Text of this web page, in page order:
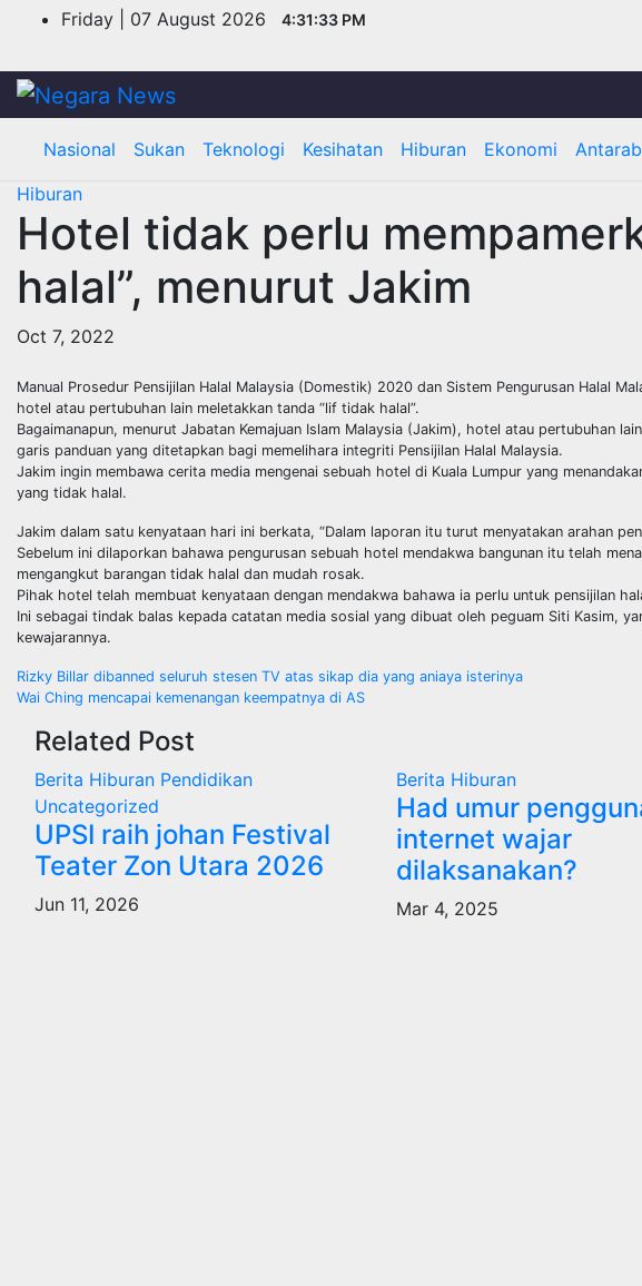
content
Friday | 07 August 2026 4:31:33 PM
Nasional Sukan Teknologi Kesihatan Hiburan Ekonomi
Hiburan
Hotel tidak perlu
halal”, menurut Jakim
Oct 7, 2022
Manual Prosedur Pensijilan Halal Malaysia (Domestik) 2020 dan Sistem Pengurusan Halal
hotel atau pertubuhan lain meletakkan tanda “lif tidak halal”.
Bagaimanapun, menurut Jabatan Kemajuan Islam Malaysia (Jakim), hotel atau pertubuhan
garis panduan yang ditetapkan bagi memelihara integriti Pensijilan Halal Malaysia.
Jakim ingin membawa cerita media mengenai sebuah hotel di Kuala Lumpur yang
yang tidak halal.
Jakim dalam satu kenyataan hari ini berkata, “Dalam laporan itu turut menyatakan arahan
Sebelum ini dilaporkan bahawa pengurusan sebuah hotel mendakwa bangunan itu telah
mengangkut barangan tidak halal dan mudah rosak.
Pihak hotel telah membuat kenyataan dengan mendakwa bahawa ia perlu untuk pensijilan
Ini sebagai tindak balas kepada catatan media sosial yang dibuat oleh peguam Siti Kasim,
kewajarannya.
Post
navigation
Rizky Billar dibanned seluruh stesen TV atas sikap dia yang aniaya isterinya
Wai Ching mencapai kemenangan keempatnya di AS
Related Post
Berita Hiburan Pendidikan
Uncategorized
UPSI raih johan Festival
Teater Zon Utara 2026
Jun 11, 2026
Berita Hiburan
Had umur
internet wajar
dilaksanakan?
Mar 4, 2025